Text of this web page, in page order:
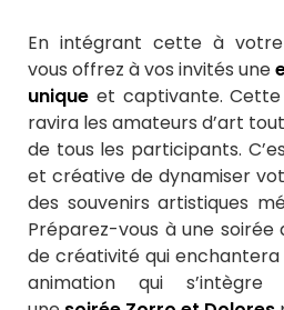
En intégrant cette à votre
vous offrez à vos invités une
unique et captivante.
ravira les amateurs d’art
de tous les participants.
et créative de dynamiser
des souvenirs artistiques
Préparez-vous à une
de créativité qui enchantera
animation qui s’intègre